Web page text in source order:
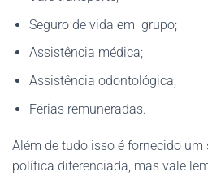
Seguro de vida em grupo;
Assistência médica;
Assistência odontológica;
Férias remuneradas.
Além de tudo isso é fornecido
política diferenciada, mas vale